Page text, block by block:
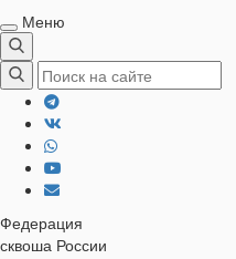
Меню
Федерация
сквоша России